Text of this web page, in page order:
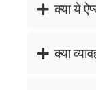
क्या ये
क्या